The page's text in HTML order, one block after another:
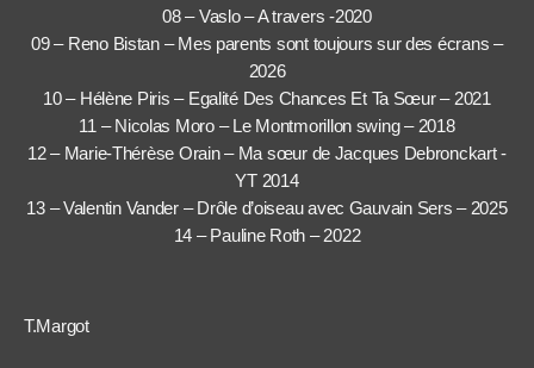
08 – Vaslo – A travers -2020
09 – Reno Bistan – Mes parents sont toujours sur des écrans –
2026
10 – Hélène Piris – Egalité Des Chances Et Ta Sœur – 2021
11 – Nicolas Moro – Le Montmorillon swing – 2018
12 – Marie-Thérèse Orain – Ma sœur de Jacques Debronckart -
YT 2014
13 – Valentin Vander – Drôle d’oiseau avec Gauvain Sers – 2025
14 – Pauline Roth – 2022
T.Margot